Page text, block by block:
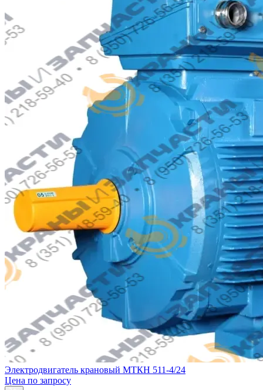
Электродвигатель крановый МТКН 511-4/24
Цена по запросу